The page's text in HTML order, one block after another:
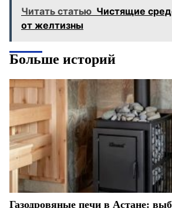
Читать статью Чистящие
от желтизны
Больше историй
Газодровяные печи в Астане: